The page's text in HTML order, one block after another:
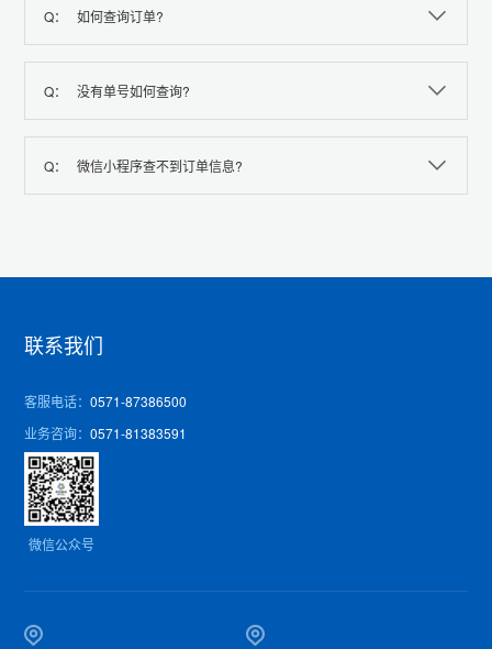
Q： 如何查询订单?
Q： 没有单号如何查询?
Q： 微信小程序查不到订单信息?
联系我们
客服电话：0571-87386500
业务咨询：0571-81383591
微信公众号